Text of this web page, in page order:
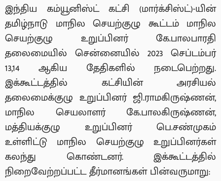
இந்திய கம்யூனிஸ்ட் கட்சி (மார்க்சிஸ்ட்)-யின்
தமிழ்நாடு மாநில செயற்குழு கூட்டம் மாநில
செயற்குழு உறுப்பினர் கே.பாலபாரதி
தலைமையில் சென்னையில் 2023 செப்டம்பர்
13,14 ஆகிய தேதிகளில் நடைபெற்றது.
இக்கூட்டத்தில் கட்சியின் அரசியல்
தலைமைக்குழு உறுப்பினர் ஜி.ராமகிருஷ்ணன்,
மாநில செயலாளர் கே.பாலகிருஷ்ணன்,
மத்தியக்குழு உறுப்பினர் பெ.சண்முகம்
உள்ளிட்டு மாநில செயற்குழு உறுப்பினர்கள்
கலந்து கொண்டனர். இக்கூட்டத்தில்
நிறைவேற்றப்பட்ட தீர்மானங்கள் பின்வருமாறு: